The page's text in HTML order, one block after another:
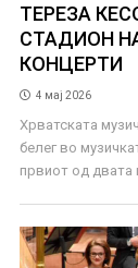
ТЕРЕЗА
СТАДИОН
КОНЦЕРТИ
4 мај 2026
Хрватската
белег во
првиот од двата